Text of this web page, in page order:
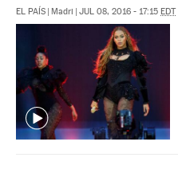
EL PAÍS | Madri | JUL 08, 2016 - 17:15 EDT